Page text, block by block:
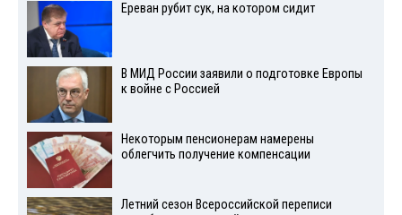
Ереван рубит сук, на котором сидит
В МИД России заявили о подготовке Европы
к войне с Россией
Некоторым пенсионерам намерены
облегчить получение компенсации
Летний сезон Всероссийской переписи